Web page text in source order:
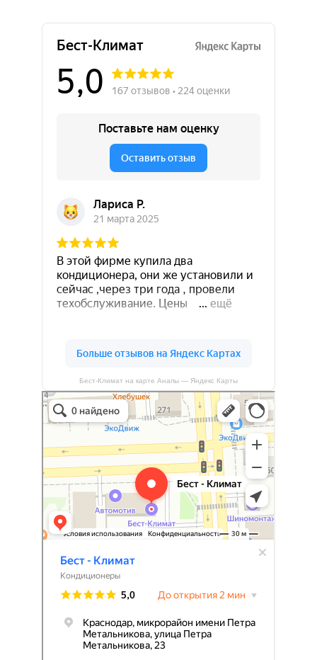
Бест-Климат на карте Анапы — Яндекс Карты
Бест-климат
Кондиционеры в Краснодаре